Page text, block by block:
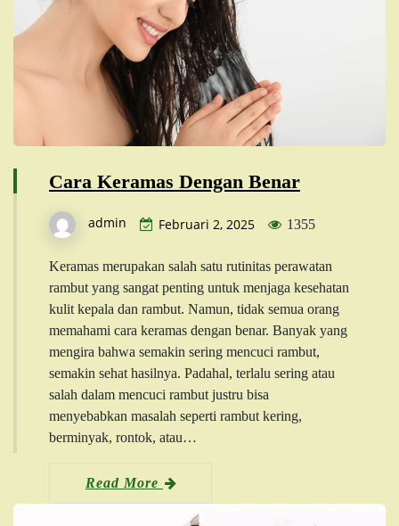
Cara Keramas Dengan Benar
admin Februari 2, 2025 1355
Keramas merupakan salah satu rutinitas perawatan
rambut yang sangat penting untuk menjaga kesehatan
kulit kepala dan rambut. Namun, tidak semua orang
memahami cara keramas dengan benar. Banyak yang
mengira bahwa semakin sering mencuci rambut,
semakin sehat hasilnya. Padahal, terlalu sering atau
salah dalam mencuci rambut justru bisa
menyebabkan masalah seperti rambut kering,
berminyak, rontok, atau…
Read More